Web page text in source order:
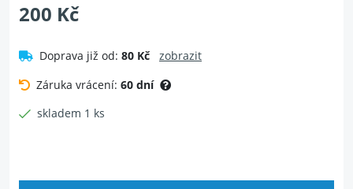
200 Kč
Doprava již od: 80 Kč
zobrazit
Záruka vrácení: 60 dní
skladem 1 ks